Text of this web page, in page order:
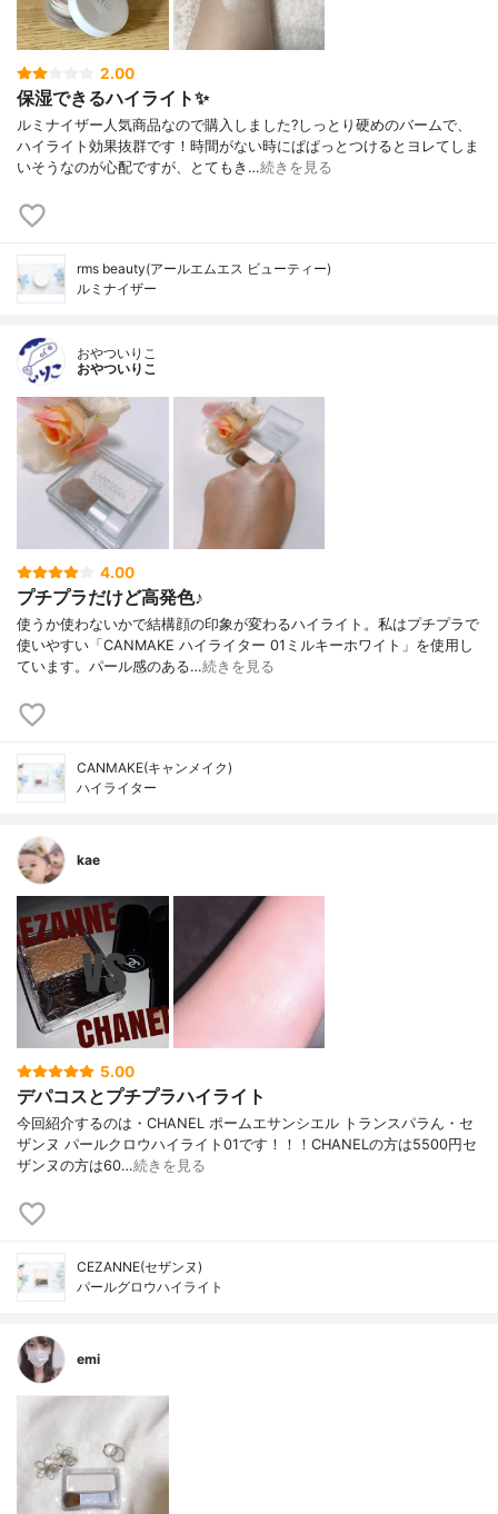
2.00
保湿できるハイライト✨
ルミナイザー人気商品なので購入しました?しっとり硬めのバームで、
ハイライト効果抜群です！時間がない時にぱぱっとつけるとヨレてしま
いそうなのが心配ですが、とてもき…続きを見る
rms beauty(アールエムエス ビューティー)
ルミナイザー
おやついりこ
おやついりこ
4.00
プチプラだけど高発色♪
使うか使わないかで結構顔の印象が変わるハイライト。私はプチプラで
使いやすい「CANMAKE ハイライター 01ミルキーホワイト」を使用し
ています。パール感のある…続きを見る
CANMAKE(キャンメイク)
ハイライター
kae
5.00
デパコスとプチプラハイライト
今回紹介するのは・CHANEL ポームエサンシエル トランスパラん・セ
ザンヌ パールクロウハイライト01です！！！CHANELの方は5500円セ
ザンヌの方は60…続きを見る
CEZANNE(セザンヌ)
パールグロウハイライト
emi